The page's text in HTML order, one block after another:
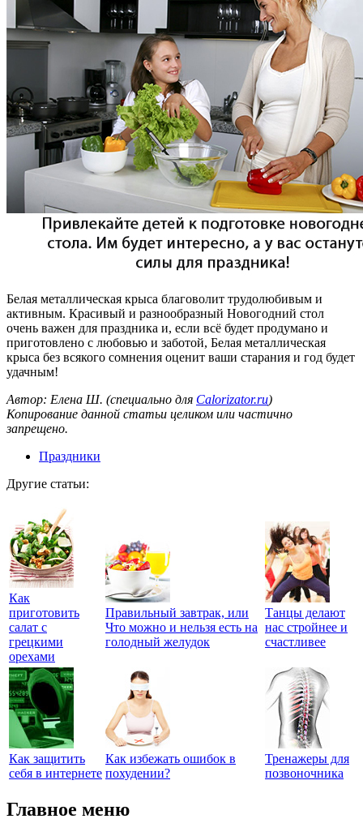
Белая металлическая крыса благоволит трудолюбивым и
активным. Красивый и разнообразный Новогодний стол
очень важен для праздника и, если всё будет продумано и
приготовлено с любовью и заботой, Белая металлическая
крыса без всякого сомнения оценит ваши старания и год будет
удачным!
Автор: Елена Ш. (специально для Calorizator.ru)
Копирование данной статьи целиком или частично
запрещено.
Праздники
Другие статьи:
Как
приготовить
салат с
грецкими
орехами
Правильный завтрак, или
Что можно и нельзя есть на
голодный желудок
Танцы делают
нас стройнее и
счастливее
Как защитить
себя в интернете
Как избежать ошибок в
похудении?
Тренажеры для
позвоночника
Главное меню